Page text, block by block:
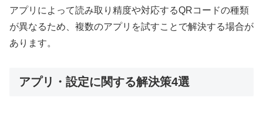
アプリによって読み取り精度や対応するQRコードの種類
が異なるため、複数のアプリを試すことで解決する場合が
あります。
アプリ・設定に関する解決策4選